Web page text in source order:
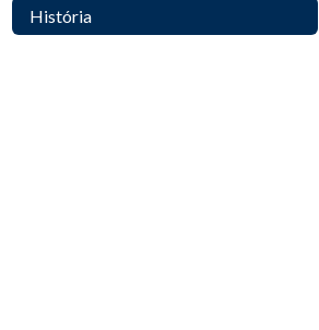
História